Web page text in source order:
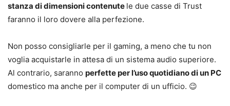
stanza di dimensioni contenute le due casse di Trust
faranno il loro dovere alla perfezione.
Non posso consigliarle per il gaming, a meno che tu non
voglia acquistarle in attesa di un sistema audio superiore.
Al contrario, saranno perfette per l’uso quotidiano di un PC
domestico ma anche per il computer di un ufficio. 😉